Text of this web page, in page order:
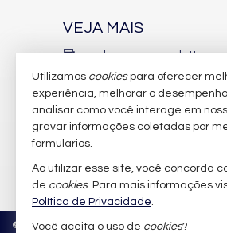
VEJA MAIS
receba nosso newsletter
indicadores financeiros
cadastre seu imóvel
imóveis favoritos
mapa de imóveis
© 2026 CRECI/SC 6.388-J Política de
Utilizamos cookiespara oferecer
experiência, melhorar o
analisar como você interage em
gravar informações coletadas por
formulários.
Ao utilizar esse site, você concorda
de cookies. Para mais informações
Política de Privacidade.
Você aceita o uso de cookies?